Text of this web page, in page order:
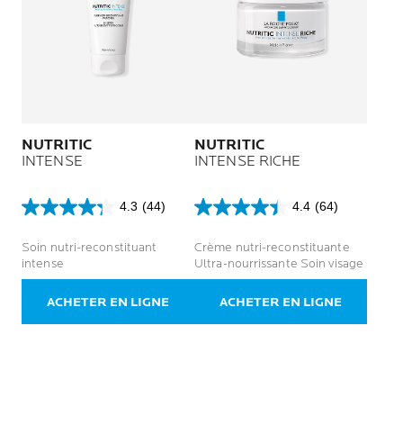
NUTRITIC
INTENSE
4.3 (44)
4.3
5
étoiles.
44
Soin nutri-reconstituant
intense
ACHETER EN LIGNE
NUTRITIC
INTENSE RICHE
4.4 (64)
4.4
5
étoiles.
64
Crème nutri-reconstituante
Ultra-nourrissante Soin visage
ACHETER EN LIGNE